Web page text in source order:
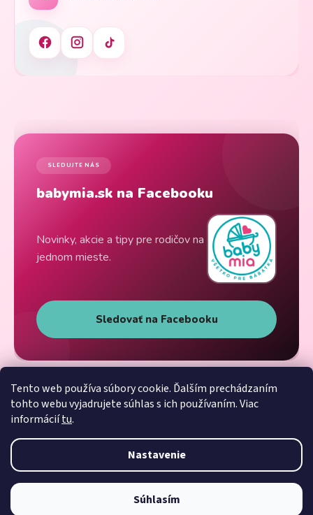
Tento web používa súbory cookie. Ďalším prechádzaním
tohto webu vyjadrujete súhlas s ich používaním. Viac
informáciítu.
Nastavenie
Súhlasím
SLEDUJTE NÁS
babymia.sk na Facebooku
Novinky, akcie a tipy pre rodičov na
jednom mieste.
Sledovať na Facebooku
Vytvoril Shoptet